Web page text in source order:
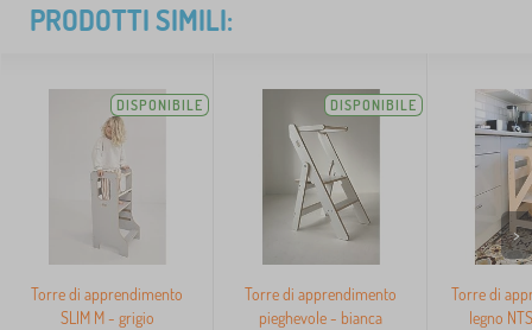
PRODOTTI SIMILI:
DISPONIBILE
Torre di apprendimento
SLIM M - grigio
DISPONIBILE
Torre di apprendimento
pieghevole - bianca
Torre di
legno
>